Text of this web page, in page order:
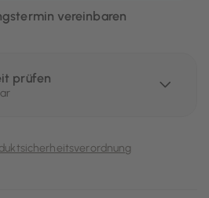
vereinbaren
prüfen